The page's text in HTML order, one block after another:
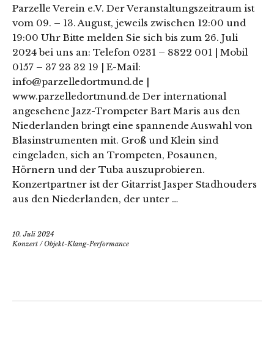
Parzelle Verein e.V. Der Veranstaltungszeitraum ist
vom 09. – 13. August, jeweils zwischen 12:00 und
19:00 Uhr Bitte melden Sie sich bis zum 26. Juli
2024 bei uns an: Telefon 0231 – 8822 001 | Mobil
0157 – 37 23 32 19 | E-Mail:
info@parzelledortmund.de |
www.parzelledortmund.de Der international
angesehene Jazz-Trompeter Bart Maris aus den
Niederlanden bringt eine spannende Auswahl von
Blasinstrumenten mit. Groß und Klein sind
eingeladen, sich an Trompeten, Posaunen,
Hörnern und der Tuba auszuprobieren.
Konzertpartner ist der Gitarrist Jasper Stadhouders
aus den Niederlanden, der unter …
10. Juli 2024
Konzert /Objekt-Klang-Performance